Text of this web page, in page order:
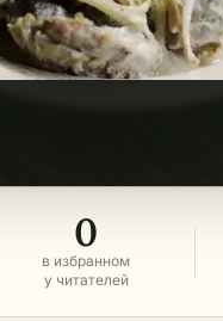
0
в избранном
у читателей